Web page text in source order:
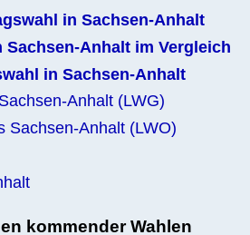
in Sachsen-Anhalt
Anhalt im Vergleich
in Sachsen-Anhalt
Anhalt (LWG)
Sachsen-Anhalt (LWO)
kommender Wahlen